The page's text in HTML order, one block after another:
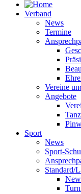
Verband
News
Termine
Vereine
Angebote
Sport
News
Sport-
Standard/